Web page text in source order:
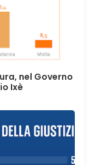
nel Governo
Ixè